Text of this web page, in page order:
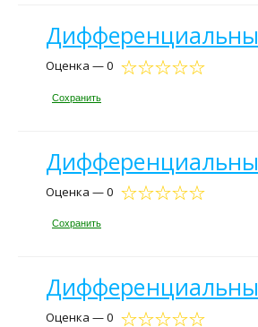
Оценка — 0
Сохранить
Оценка — 0
Сохранить
Оценка — 0